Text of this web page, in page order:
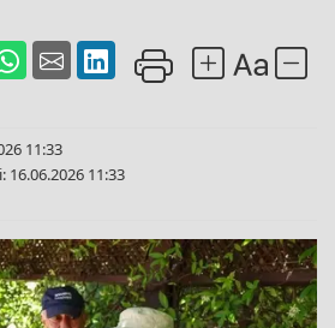
11:33
16.06.2026 11:33